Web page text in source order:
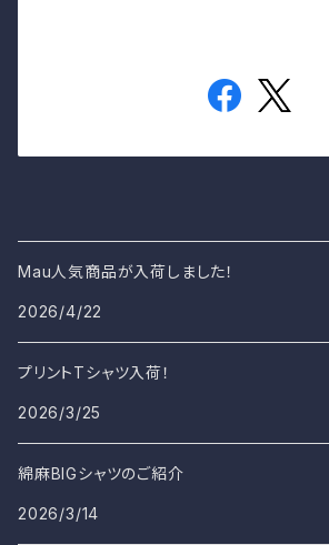
Mau人気商品が入荷しました！
2026/4/22
プリントTシャツ入荷！
2026/3/25
綿麻BIGシャツのご紹介
2026/3/14